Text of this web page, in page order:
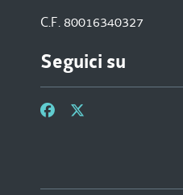
C.F. 80016340327
Seguici su